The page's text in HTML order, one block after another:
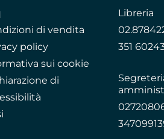
di vendita
policy
sui cookie
di
Libreria
351